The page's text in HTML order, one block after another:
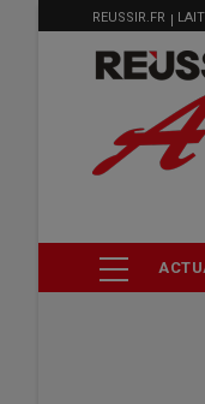
MENU
FILIÈRE
REUSSIR.FR LAIT